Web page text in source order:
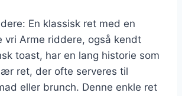
En klassisk ret med en
vri Arme riddere, også kendt
toast, har en lang historie som
ret, der ofte serveres til
eller brunch. Denne enkle ret